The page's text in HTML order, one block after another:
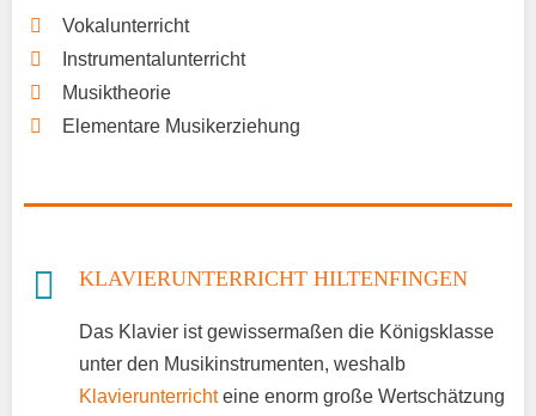
Vokalunterricht
Instrumentalunterricht
Musiktheorie
Elementare Musikerziehung
KLAVIERUNTERRICHT HILTENFINGEN
Das Klavier ist gewissermaßen die Königsklasse
unter den Musikinstrumenten, weshalb
Klavierunterrichteine enorm große Wertschätzung